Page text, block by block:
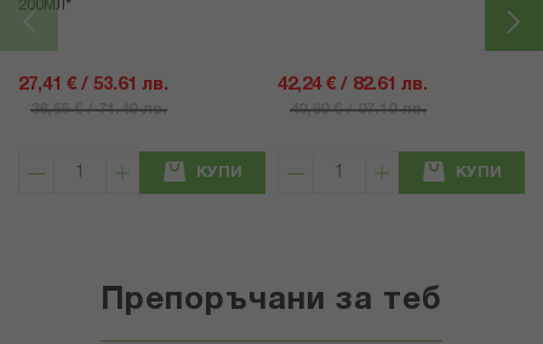
200МЛ*
27,41 € / 53.61 лв.
36,55 € / 71.49 лв.
КУПИ
42,24 € / 82.61 лв.
49,69 € / 97.19 лв.
КУПИ
Препоръчани за теб